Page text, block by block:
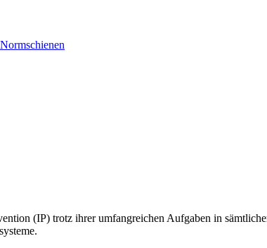
(IP) trotz ihrer umfangreichen Aufgaben in